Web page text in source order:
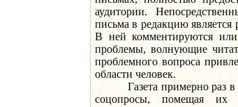
аудитории.
письма в редакцию
В ней комментируются или
проблемы, волнующие
проблемного вопроса
области человек.
Газета примерно раз в
соцопросы, помещая их